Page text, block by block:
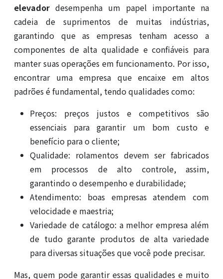
elevador desempenha um papel importante na
cadeia de suprimentos de muitas indústrias,
garantindo que as empresas tenham acesso a
componentes de alta qualidade e confiáveis para
manter suas operações em funcionamento. Por isso,
encontrar uma empresa que encaixe em altos
padrões é fundamental, tendo qualidades como:
Preços: preços justos e competitivos são
essenciais para garantir um bom custo e
benefício para o cliente;
Qualidade: rolamentos devem ser fabricados
em processos de alto controle, assim,
garantindo o desempenho e durabilidade;
Atendimento: boas empresas atendem com
velocidade e maestria;
Variedade de catálogo: a melhor empresa além
de tudo garante produtos de alta variedade
para diversas situações que você pode precisar.
Mas, quem pode garantir essas qualidades e muito